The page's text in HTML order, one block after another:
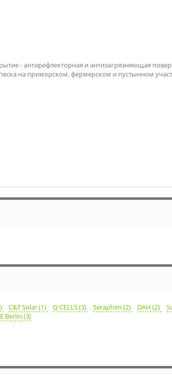
- антирефлекторная и антизагрязняющая
на приморском, фермерском и пустынном
C&T Solar (1) Q CELLS (3) Seraphim (2) DAH (2)
Berlin (3)